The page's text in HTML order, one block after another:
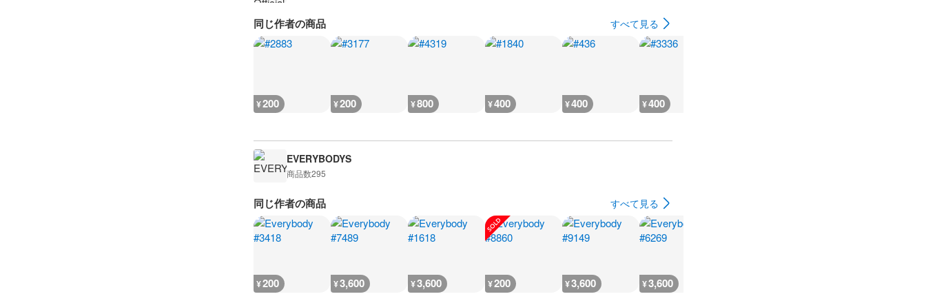
同じ作者の商品 すべて見る
¥200 ¥200 ¥800 ¥400 ¥400 ¥400
EVERYBODYS
商品数295
同じ作者の商品 すべて見る
¥200 ¥3,600 ¥3,600 ¥200 ¥3,600 ¥3,600